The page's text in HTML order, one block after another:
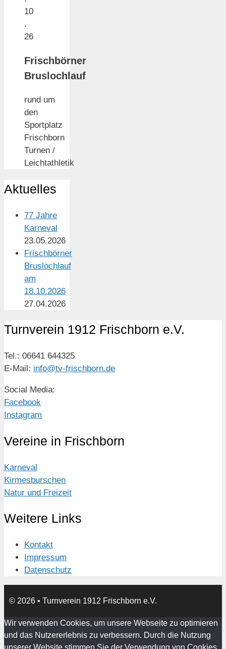
10
.
26
Frischbörner
Bruslochlauf
rund um
den
Sportplatz
Frischborn
Turnen /
Leichtathletik
Aktuelles
77 Jahre
Karneval
23.05.2026
Frischbörner
Bruslochlauf
am
18.10.2026
27.04.2026
Turnverein 1912 Frischborn e.V.
Tel.: 06641 644325
E-Mail: info@tv-frischborn.de
Social Media:
Facebook
Instagram
Vereine in Frischborn
Karneval
Kirmesburschen
Natur und Freizeit
Weitere Links
Kontakt
Impressum
Datenschutz
© 2026 • Turnverein 1912 Frischborn e.V.
Wir verwenden Cookies, um unsere Webseite zu optimieren
und das Nutzererlebnis zu verbessern. Durch die Nutzung
unserer Website stimmen Sie der Verwendung von Cookies